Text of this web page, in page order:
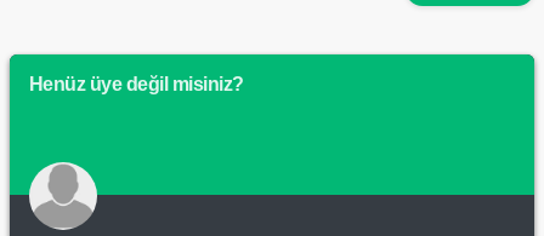
Henüz üye değil misiniz?